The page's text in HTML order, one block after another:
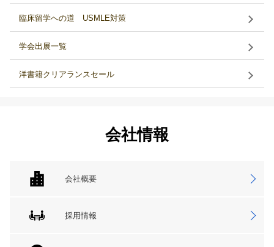
臨床留学への道 USMLE対策
学会出展一覧
洋書籍クリアランスセール
会社情報
会社概要
採用情報